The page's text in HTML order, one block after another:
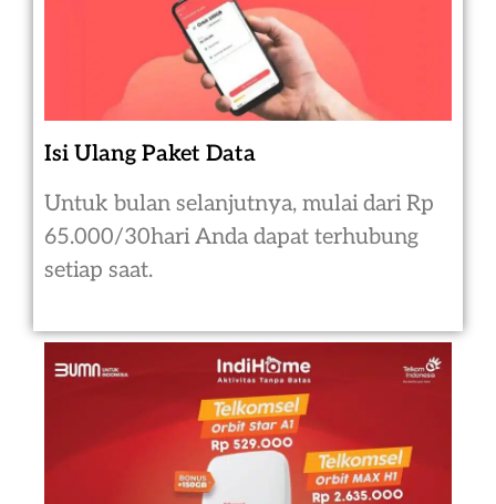
Isi Ulang Paket Data
Untuk bulan selanjutnya, mulai dari Rp
65.000/30hari Anda dapat terhubung
setiap saat.